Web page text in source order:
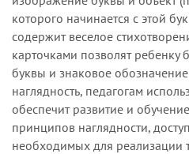
которого начинается с этой
содержит веселое
карточками позволят ребенку
буквы и знаковое
наглядность, педагогам
обеспечит развитие и обучение
принципов наглядности,
необходимых для